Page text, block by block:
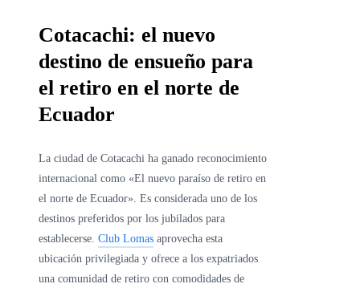
Cotacachi: el nuevo
destino de ensueño para
el retiro en el norte de
Ecuador
La ciudad de Cotacachi ha ganado reconocimiento
internacional como «El nuevo paraíso de retiro en
el norte de Ecuador». Es considerada uno de los
destinos preferidos por los jubilados para
establecerse. Club Lomas aprovecha esta
ubicación privilegiada y ofrece a los expatriados
una comunidad de retiro con comodidades de